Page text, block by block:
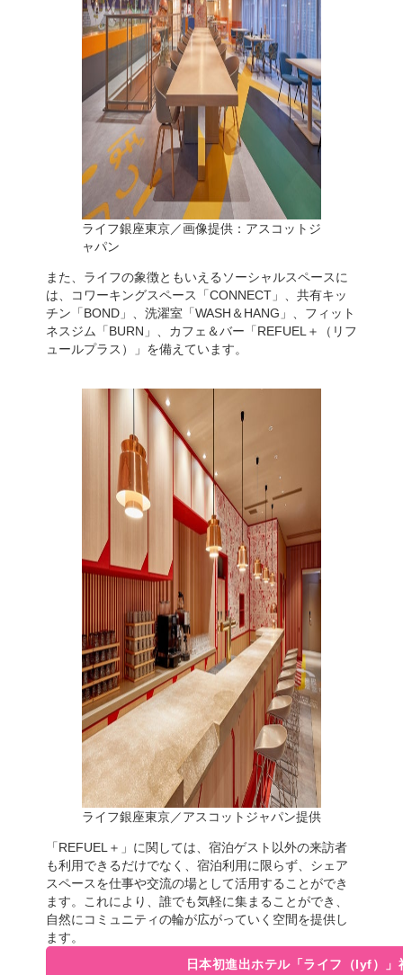
ライフ銀座東京／画像提供：アスコットジ
ャパン
また、ライフの象徴ともいえるソーシャルスペースに
は、コワーキングスペース「CONNECT」、共有キッ
チン「BOND」、洗濯室「WASH＆HANG」、フィット
ネスジム「BURN」、カフェ＆バー「REFUEL＋（リフ
ュールプラス）」を備えています。
ライフ銀座東京／アスコットジャパン提供
「REFUEL＋」に関しては、宿泊ゲスト以外の来訪者
も利用できるだけでなく、宿泊利用に限らず、シェア
スペースを仕事や交流の場として活用することができ
ます。これにより、誰でも気軽に集まることができ、
自然にコミュニティの輪が広がっていく空間を提供し
ます。
日本初進出ホテル「ライフ（lyf）」